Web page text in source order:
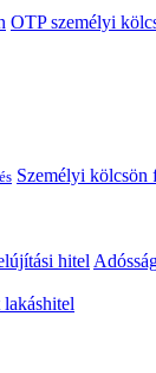
OTP személyi
Személyi kölcsön
hitel